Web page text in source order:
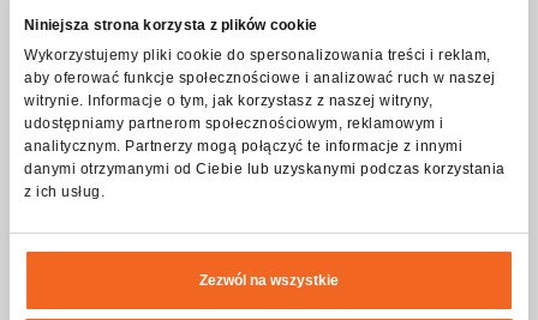
Niniejsza strona korzysta z plików cookie
Wykorzystujemy pliki cookie do spersonalizowania treści i reklam,
aby oferować funkcje społecznościowe i analizować ruch w naszej
witrynie. Informacje o tym, jak korzystasz z naszej witryny,
udostępniamy partnerom społecznościowym, reklamowym i
analitycznym. Partnerzy mogą połączyć te informacje z innymi
danymi otrzymanymi od Ciebie lub uzyskanymi podczas korzystania
z ich usług.
Zezwól na wszystkie
Stromverbindungskabel
Anschlüsse
Anschluss Nr. 1
TrueCON IP65 In
Anschluss Nr. 2
TrueCON IP65 Out
IP-Schutzstufe
IP65
3x2,5